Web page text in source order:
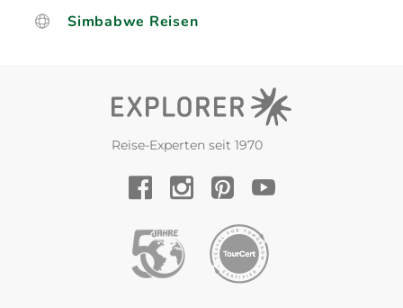
Simbabwe Reisen
Reise-Experten seit 1970